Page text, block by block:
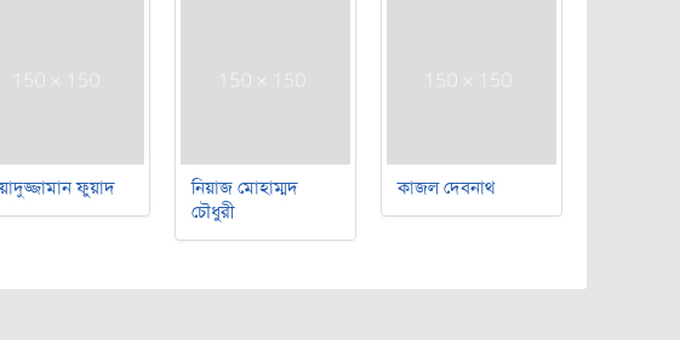
ফুয়াদ
নিয়াজ মোহাম্মদ
চৌধুরী
কাজল দেবনাথ